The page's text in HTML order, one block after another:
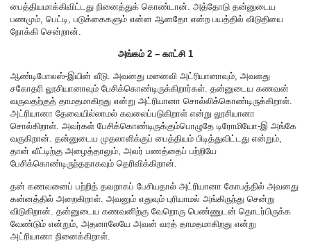
பைத்தியமாக்கிவிட்டது நினைத்துக் கொண்டான். அத்தோடு தன்னுடைய
பணமும், பெட்டி, படுக்கைகளும் என்ன ஆனதோ என்ற பயத்தில் விடுதியை
நோக்கி சென்றான்.
அங்கம் 2 – காட்சி 1
ஆண்டிபோலஸ்-இயின் வீடு. அவனது மனைவி அட்ரியானாவும், அவளது
சகோதரி லூசியானாவும் பேசிக்கொண்டிருக்கிறார்கள். தன்னுடைய கணவன்
வருவதற்குத் தாமதமாகிறது என்று அட்ரியானா சொல்லிக்கொண்டிருக்கிறாள்.
அட்ரியானா தேவையில்லாமல் கவலைப்படுகிறாள் என்று லூசியானா
சொல்கிறாள். அவர்கள் பேசிக்கொண்டிருக்கும்பொழுதே டிரோமியோ-இ அங்கே
வருகிறான். தன்னுடைய முதலாளிக்குப் பைத்தியம் பிடித்துவிட்டது என்றும்,
தான் வீட்டிற்கு அழைத்தாலும், அவர் பணத்தைப் பற்றியே
பேசிக்கொண்டிருந்ததாகவும் தெரிவிக்கிறான்.
தன் கணவனைப் பற்றித் தவறாகப் பேசியதால் அட்ரியானா கோபத்தில் அவனது
கன்னத்தில் அறைகிறாள். அவனும் எதுவும் புரியாமல் அங்கிருந்து சென்று
விடுகிறான். தன்னுடைய கணவனிற்கு வேறொரு பெண்ணுடன் தொடர்பிருக்க
வேண்டும் என்றும், அதனாலேயே அவன் வரத் தாமதமாகிறது என்று
அட்ரியானா நினைக்கிறாள்.